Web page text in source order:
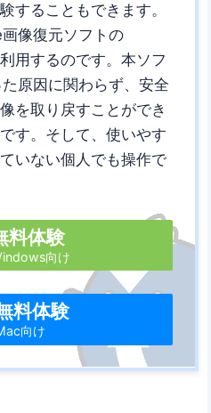
することもできます。
像復元ソフトの
用するのです。本ソフ
原因に関わらず、安全
を取り戻すことができ
す。そして、使いやす
いない個人でも操作で
料体験
向け
料体験
向け